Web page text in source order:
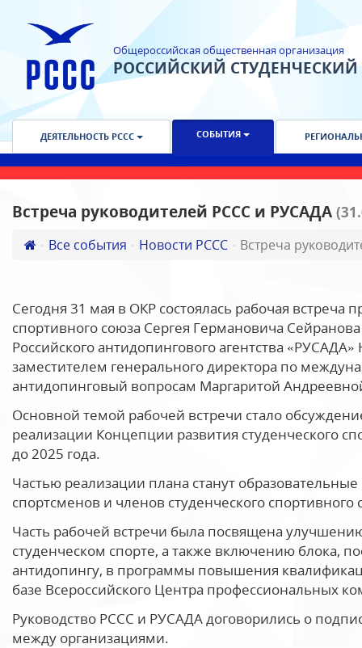
Общероссийская общественная организация
РОССИЙСКИЙ
ДЕЯТЕЛЬНОСТЬ РССС СОБЫТИЯ
Встреча руководителей РССС и РУСАДА
Все события Новости РССС Встреча
Сегодня 31 мая в ОКР состоялась рабочая встреча
спортивного союза Сергея Германовича
Российского антидопингового агентства
заместителем генерального директора по
антидопинговый вопросам Маргаритой
Основной темой рабочей встречи стало
реализации Концепции развития студенческого
до 2025 года.
Частью реализации плана станут
спортсменов и членов студенческого
Часть рабочей встречи была посвящена
студенческом спорте, а также включению блока,
антидопингу, в программы повышения
базе Всероссийского Центра профессиональных
Руководство РССС и РУСАДА договорились о
между организациями.